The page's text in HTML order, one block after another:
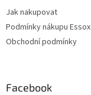
Jak nakupovat
Podmínky nákupu Essox
Obchodní podmínky
Facebook